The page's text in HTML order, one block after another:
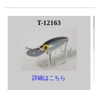
T-12163
詳細はこちら